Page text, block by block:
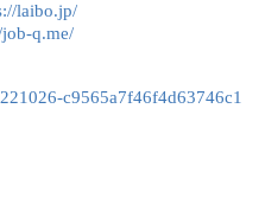
laibo.jp/
q.me/
c9565a7f46f4d63746c1